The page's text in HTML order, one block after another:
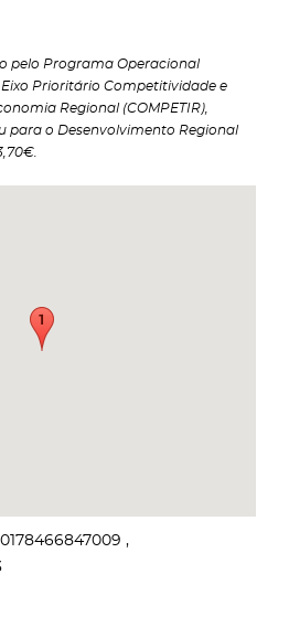
pelo Programa Operacional
Prioritário Competitividade e
Regional (COMPETIR),
para o Desenvolvimento Regional